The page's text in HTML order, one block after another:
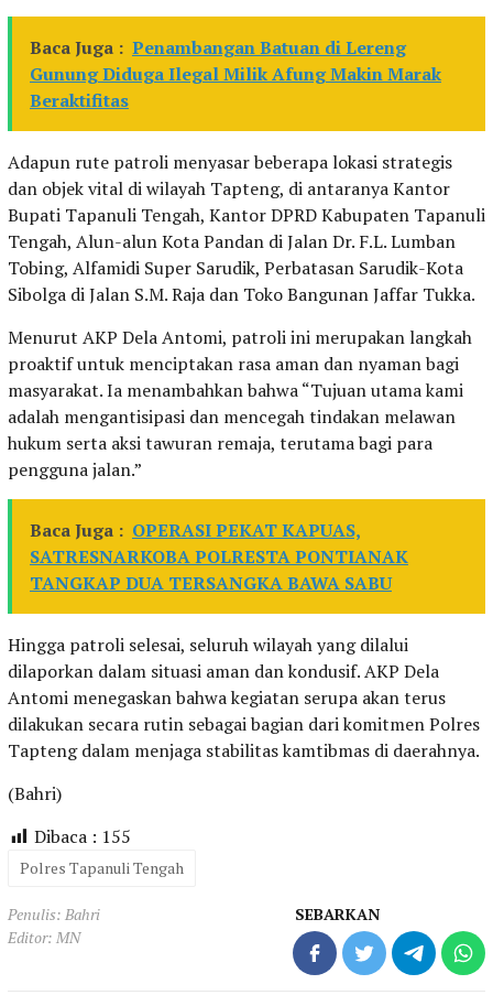
Baca Juga : Penambangan Batuan di Lereng
Gunung Diduga Ilegal Milik Afung Makin Marak
Beraktifitas
Adapun rute patroli menyasar beberapa lokasi strategis
dan objek vital di wilayah Tapteng, di antaranya Kantor
Bupati Tapanuli Tengah, Kantor DPRD Kabupaten Tapanuli
Tengah, Alun-alun Kota Pandan di Jalan Dr. F.L. Lumban
Tobing, Alfamidi Super Sarudik, Perbatasan Sarudik-Kota
Sibolga di Jalan S.M. Raja dan Toko Bangunan Jaffar Tukka.
Menurut AKP Dela Antomi, patroli ini merupakan langkah
proaktif untuk menciptakan rasa aman dan nyaman bagi
masyarakat. Ia menambahkan bahwa “Tujuan utama kami
adalah mengantisipasi dan mencegah tindakan melawan
hukum serta aksi tawuran remaja, terutama bagi para
pengguna jalan.”
Baca Juga : OPERASI PEKAT KAPUAS,
SATRESNARKOBA POLRESTA PONTIANAK
TANGKAP DUA TERSANGKA BAWA SABU
Hingga patroli selesai, seluruh wilayah yang dilalui
dilaporkan dalam situasi aman dan kondusif. AKP Dela
Antomi menegaskan bahwa kegiatan serupa akan terus
dilakukan secara rutin sebagai bagian dari komitmen Polres
Tapteng dalam menjaga stabilitas kamtibmas di daerahnya.
(Bahri)
Dibaca : 155
Polres Tapanuli Tengah
Penulis: Bahri
Editor: MN
SEBARKAN